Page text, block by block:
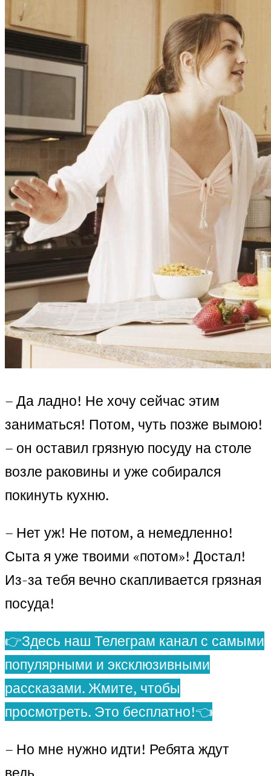
– Да ладно! Не хочу сейчас этим
заниматься! Потом, чуть позже вымою!
– он оставил грязную посуду на столе
возле раковины и уже собирался
покинуть кухню.
– Нет уж! Не потом, а немедленно!
Сыта я уже твоими «потом»! Достал!
Из-за тебя вечно скапливается грязная
посуда!
👉Здесь наш Телеграм канал с самыми
популярными и эксклюзивными
рассказами. Жмите, чтобы
просмотреть. Это бесплатно!👈
– Но мне нужно идти! Ребята ждут